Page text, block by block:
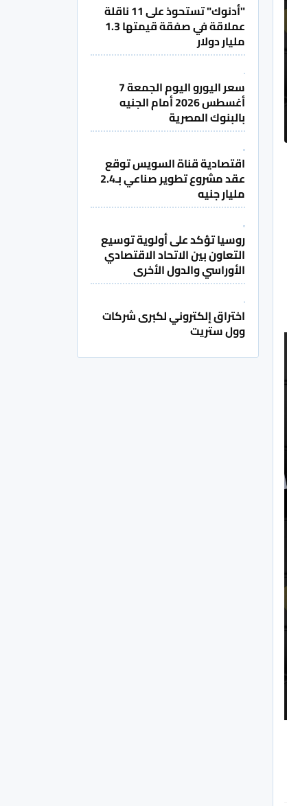
"أدنوك" تستحوذ على 11 ناقلة
عملاقة في صفقة قيمتها 1.3
مليار دولار
سعر اليورو اليوم الجمعة 7
أغسطس 2026 أمام الجنيه
بالبنوك المصرية
اقتصادية قناة السويس توقع
عقد مشروع تطوير صناعي بـ2.4
مليار جنيه
روسيا تؤكد على أولوية توسيع
التعاون بين الاتحاد الاقتصادي
الأوراسي والدول الأخرى
اختراق إلكتروني لكبرى شركات
وول ستريت